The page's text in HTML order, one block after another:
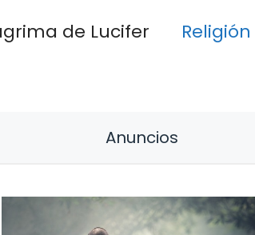
de Lucifer Religión
Anuncios